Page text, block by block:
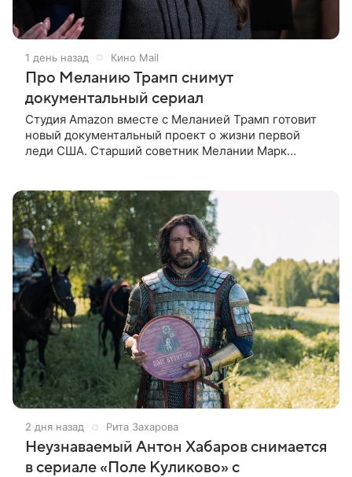
1 день назад Кино Mail
Про Меланию Трамп снимут
документальный сериал
Студия Amazon вместе с Меланией Трамп готовит
новый документальный проект о жизни первой
леди США. Старший советник Мелании Марк
2 дня назад Рита Захарова
Неузнаваемый Антон Хабаров снимается
в сериале «Поле Куликово» с